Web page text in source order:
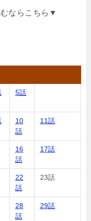
ならこちら▼
5話
10
話
11話
16
話
17話
22
話
23話
28
話
29話